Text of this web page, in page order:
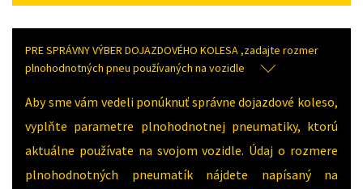
PRE SPRÁVNY VÝBER DOJAZDOVÉHO KOLESA ,zadajte rozmer
plnohodnotných pneu používaných na vozidle
Aby sme vám vedeli ponúknuť správne dojazdové koleso,
vyplňte parametre plnohodnotnej pneumatiky, ktorú
aktuálne používate na svojom vozidle. Údaj o rozmere
plnohodnotných pneumatík nájdete napísaný na